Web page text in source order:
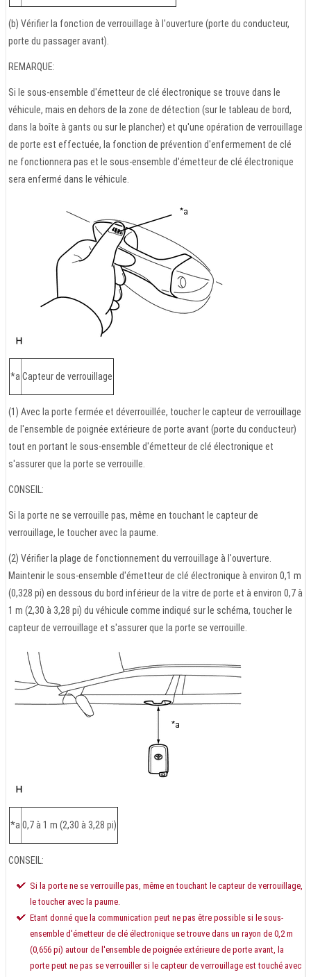
(b) Vérifier la fonction de verrouillage à l'ouverture (porte du conducteur,
porte du passager avant).
REMARQUE:
Si le sous-ensemble d'émetteur de clé électronique se trouve dans le
véhicule, mais en dehors de la zone de détection (sur le tableau de bord,
dans la boîte à gants ou sur le plancher) et qu'une opération de verrouillage
de porte est effectuée, la fonction de prévention d'enfermement de clé
ne fonctionnera pas et le sous-ensemble d'émetteur de clé électronique
sera enfermé dans le véhicule.
*a Capteur de verrouillage
(1) Avec la porte fermée et déverrouillée, toucher le capteur de verrouillage
de l'ensemble de poignée extérieure de porte avant (porte du conducteur)
tout en portant le sous-ensemble d'émetteur de clé électronique et
s'assurer que la porte se verrouille.
CONSEIL:
Si la porte ne se verrouille pas, même en touchant le capteur de
verrouillage, le toucher avec la paume.
(2) Vérifier la plage de fonctionnement du verrouillage à l'ouverture.
Maintenir le sous-ensemble d'émetteur de clé électronique à environ 0,1 m
(0,328 pi) en dessous du bord inférieur de la vitre de porte et à environ 0,7 à
1 m (2,30 à 3,28 pi) du véhicule comme indiqué sur le schéma, toucher le
capteur de verrouillage et s'assurer que la porte se verrouille.
*a 0,7 à 1 m (2,30 à 3,28 pi)
CONSEIL:
Si la porte ne se verrouille pas, même en touchant le capteur de verrouillage,
le toucher avec la paume.
Etant donné que la communication peut ne pas être possible si le sous-
ensemble d'émetteur de clé électronique se trouve dans un rayon de 0,2 m
(0,656 pi) autour de l'ensemble de poignée extérieure de porte avant, la
porte peut ne pas se verrouiller si le capteur de verrouillage est touché avec